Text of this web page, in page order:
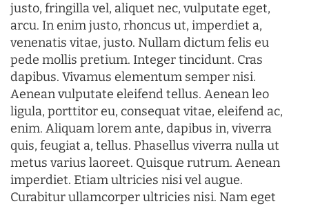
justo, fringilla vel, aliquet nec, vulputate eget,
arcu. In enim justo, rhoncus ut, imperdiet a,
venenatis vitae, justo. Nullam dictum felis eu
pede mollis pretium. Integer tincidunt. Cras
dapibus. Vivamus elementum semper nisi.
Aenean vulputate eleifend tellus. Aenean leo
ligula, porttitor eu, consequat vitae, eleifend ac,
enim. Aliquam lorem ante, dapibus in, viverra
quis, feugiat a, tellus. Phasellus viverra nulla ut
metus varius laoreet. Quisque rutrum. Aenean
imperdiet. Etiam ultricies nisi vel augue.
Curabitur ullamcorper ultricies nisi. Nam eget